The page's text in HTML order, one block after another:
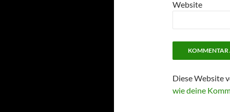
Website
Diese Website
wie deine